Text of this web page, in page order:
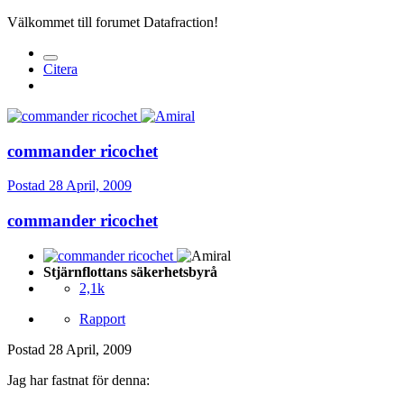
Välkommet till forumet Datafraction!
Citera
commander ricochet
Postad 28 April, 2009
commander ricochet
Stjärnflottans säkerhetsbyrå
2,1k
Rapport
Postad 28 April, 2009
Jag har fastnat för denna: